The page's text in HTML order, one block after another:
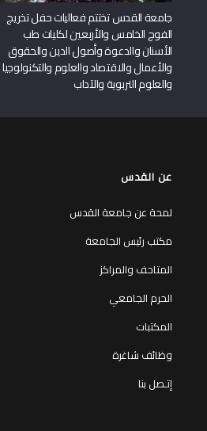
جامعة القدس تختتم فعاليات حفل تخريج
الفوج الخامس والأربعين لكليات طب
الأسنان والدعوة وأصول الدين والحقوق
والأعمال والاقتصاد والعلوم والتكنولوجيا
والعلوم التربوية والآداب
عن القدس
لمحة عن جامعة القدس
مكتب رئيس الجامعة
المتاحف والمراكز
الحرم الجامعي
المكتبات
وظائف شاغرة
إتـصل بنا